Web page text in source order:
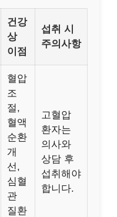
건강
상
이점
섭취 시
주의사항
혈압
조
절,
혈액
순환
개
선,
심혈
관
질환
고혈압
환자는
의사와
상담 후
섭취해야
합니다.